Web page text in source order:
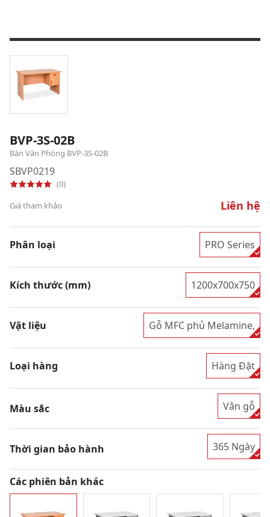
BVP-3S-02B
Bàn Văn Phòng BVP-3S-02B
SBVP0219
(0)
Giá tham khảo
Liên hệ
Phân loại PRO Series
Kích thước (mm) 1200x700x750
Vật liệu Gỗ MFC phủ Melamine,
Loại hàng Hàng Đặt
Màu sắc Vân gỗ
Thời gian bảo hành 365 Ngày
Các phiên bản khác